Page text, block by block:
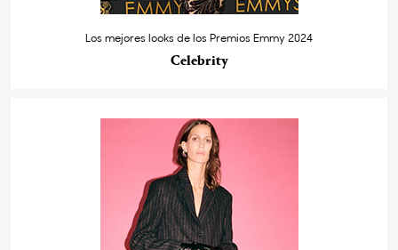
Los mejores looks de los Premios Emmy 2024
Celebrity